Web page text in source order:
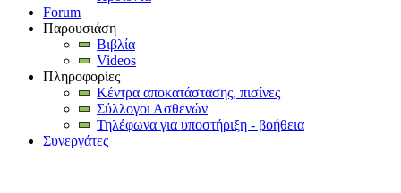
Forum
Παρουσιάση
Βιβλία
Videos
Πληροφορίες
Κέντρα αποκατάστασης, πισίνες
Σύλλογοι Ασθενών
Τηλέφωνα για υποστήριξη - βοήθεια
Συνεργάτες